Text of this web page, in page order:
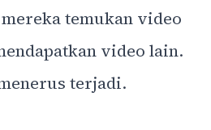
temukan video
video lain.
terjadi.